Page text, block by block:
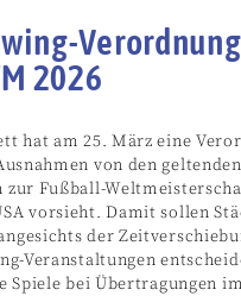
2026
hat am 25. März eine
von den geltenden
zur Fußball-
vorsieht. Damit sollen
der
Veranstaltungen
Spiele bei Übertragungen